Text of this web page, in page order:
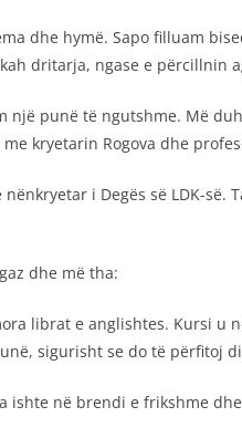
dhe hymë. Sapo filluam
dritarja, ngase e përcillnin
një punë të ngutshme. Më
kryetarin Rogova dhe
i Degës së LDK-
dhe më tha:
librat e anglishtes. Kursi u
sigurisht se do të përfitoj
ishte në brendi e frikshme